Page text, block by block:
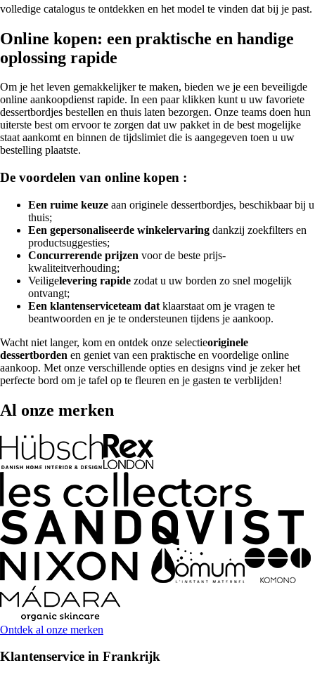
volledige catalogus te ontdekken en het model te vinden dat bij je past.
Online kopen: een praktische en handige
oplossing rapide
Om je het leven gemakkelijker te maken, bieden we je een beveiligde
online aankoopdienst rapide. In een paar klikken kunt u uw favoriete
dessertbordjes bestellen en thuis laten bezorgen. Onze teams doen hun
uiterste best om ervoor te zorgen dat uw pakket in de best mogelijke
staat aankomt en binnen de tijdslimiet die is aangegeven toen u uw
bestelling plaatste.
De voordelen van online kopen :
Een ruime keuze aan originele dessertbordjes, beschikbaar bij u
thuis;
Een gepersonaliseerde winkelervaring dankzij zoekfilters en
productsuggesties;
Concurrerende prijzen voor de beste prijs-
kwaliteitverhouding;
Veiligelevering rapide zodat u uw borden zo snel mogelijk
ontvangt;
Een klantenserviceteam dat klaarstaat om je vragen te
beantwoorden en je te ondersteunen tijdens je aankoop.
Wacht niet langer, kom en ontdek onze selectieoriginele
dessertborden en geniet van een praktische en voordelige online
aankoop. Met onze verschillende opties en designs vind je zeker het
perfecte bord om je tafel op te fleuren en je gasten te verblijden!
Al onze merken
Ontdek al onze merken
Klantenservice in Frankrijk